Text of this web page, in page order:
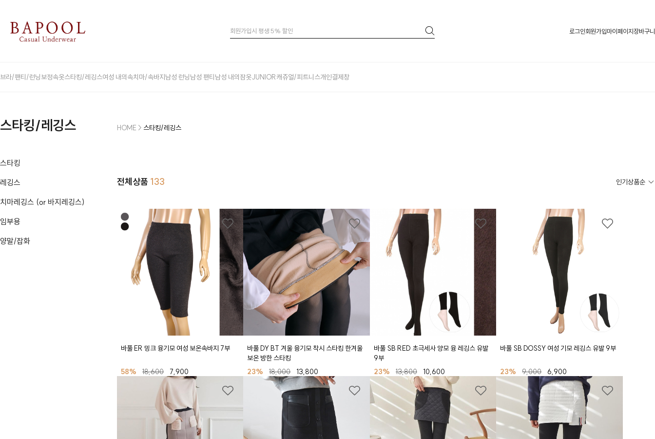
로그인회원가입마이페이지장바구니
브라/팬티/런닝보정속옷스타킹/레깅스여성 내의속치마/속바지남성 런닝남성 팬티남성 내의잠옷JUNIOR캐쥬얼/피트니스개인결제창
스타킹/레깅스
스타킹
레깅스
치마레깅스 (or 바지레깅스)
임부용
양말/잡화
HOME > 스타킹/레깅스
전체상품 133
바풀 ER 밍크 융기모 여성 보온속바지 7부
58% 18,600 7,900
바풀 DY BT 겨울 융기모 착시 스타킹 한겨울
보온 방한 스타킹
23%
18,000 13,800
바풀 SB RED 초극세사 양모 융 레깅스 유발
9부
23%
13,800 10,600
바풀 SB DOSSY 여성 기모 레깅스 유발 9부
23% 9,000 6,900